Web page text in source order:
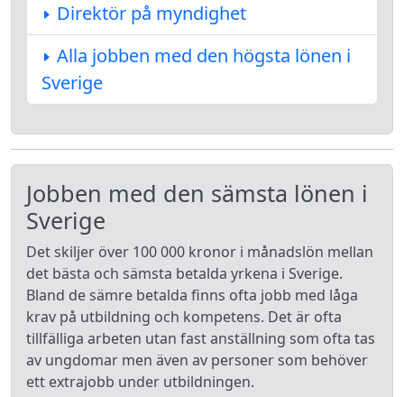
Direktör på myndighet
Alla jobben med den högsta lönen i
Sverige
Jobben med den sämsta lönen i
Sverige
Det skiljer över 100 000 kronor i månadslön mellan
det bästa och sämsta betalda yrkena i Sverige.
Bland de sämre betalda finns ofta jobb med låga
krav på utbildning och kompetens. Det är ofta
tillfälliga arbeten utan fast anställning som ofta tas
av ungdomar men även av personer som behöver
ett extrajobb under utbildningen.